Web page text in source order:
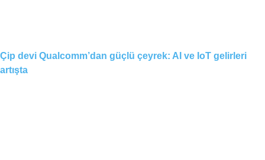
Çip devi Qualcomm’dan güçlü çeyrek: AI ve IoT gelirleri
artışta